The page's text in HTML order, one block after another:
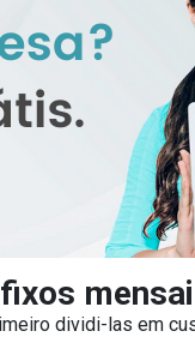
dividi-las em